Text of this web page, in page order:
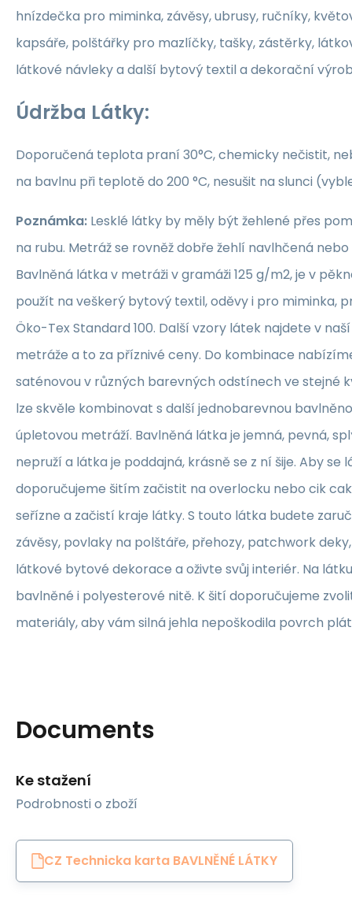
hnízdečka pro miminka, závěsy, ubrusy, ručníky,
kapsáře, polštářky pro mazlíčky, tašky, zástěrky,
látkové návleky a další bytový textil a dekorační
Údržba Látky:
Doporučená teplota praní 30°C, chemicky nečistit,
na bavlnu při teplotě do 200 °C, nesušit na slunci
Poznámka: Lesklé látky by měly být žehlené přes
na rubu. Metráž se rovněž dobře žehlí navlhčená
Bavlněná látka v metráži v gramáži 125 g/m2, je v
použít na veškerý bytový textil, oděvy i pro miminka,
Öko-Tex Standard 100. Další vzory látek najdete v
metráže a to za příznivé ceny. Do kombinace
saténovou v různých barevných odstínech ve stejné
lze skvěle kombinovat s další jednobarevnou
úpletovou metráží. Bavlněná látka je jemná, pevná,
nepruží a látka je poddajná, krásně se z ní šije. Aby se
doporučujeme šitím začistit na overlocku nebo cik
seřízne a začistí kraje látky. S touto látka budete
závěsy, povlaky na polštáře, přehozy, patchwork
látkové bytové dekorace a oživte svůj interiér. Na
bavlněné i polyesterové nitě. K šití doporučujeme
materiály, aby vám silná jehla nepoškodila povrch
Documents
Ke stažení
Podrobnosti o zboží
CZ Technicka karta BAVLNĚNÉ LÁTKY